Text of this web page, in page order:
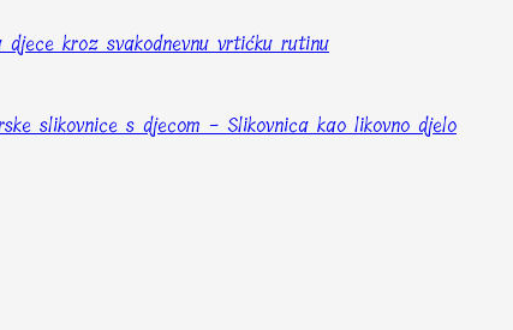
kroz svakodnevnu vrtićku rutinu
slikovnice s djecom - Slikovnica kao likovno djelo